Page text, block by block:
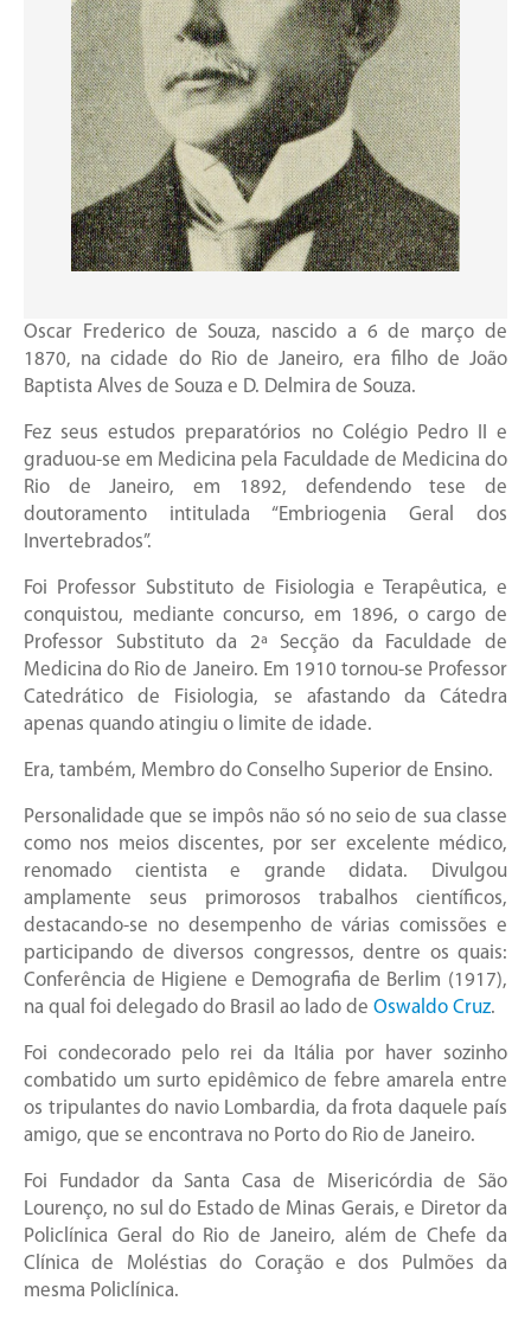
Oscar Frederico de Souza, nascido a 6 de março de
1870, na cidade do Rio de Janeiro, era filho de João
Baptista Alves de Souza e D. Delmira de Souza.
Fez seus estudos preparatórios no Colégio Pedro II e
graduou-se em Medicina pela Faculdade de Medicina do
Rio de Janeiro, em 1892, defendendo tese de
doutoramento intitulada “Embriogenia Geral dos
Invertebrados”.
Foi Professor Substituto de Fisiologia e Terapêutica, e
conquistou, mediante concurso, em 1896, o cargo de
Professor Substituto da 2ª Secção da Faculdade de
Medicina do Rio de Janeiro. Em 1910 tornou-se Professor
Catedrático de Fisiologia, se afastando da Cátedra
apenas quando atingiu o limite de idade.
Era, também, Membro do Conselho Superior de Ensino.
Personalidade que se impôs não só no seio de sua classe
como nos meios discentes, por ser excelente médico,
renomado cientista e grande didata. Divulgou
amplamente seus primorosos trabalhos científicos,
destacando-se no desempenho de várias comissões e
participando de diversos congressos, dentre os quais:
Conferência de Higiene e Demografia de Berlim (1917),
na qual foi delegado do Brasil ao lado de Oswaldo Cruz.
Foi condecorado pelo rei da Itália por haver sozinho
combatido um surto epidêmico de febre amarela entre
os tripulantes do navio Lombardia, da frota daquele país
amigo, que se encontrava no Porto do Rio de Janeiro.
Foi Fundador da Santa Casa de Misericórdia de São
Lourenço, no sul do Estado de Minas Gerais, e Diretor da
Policlínica Geral do Rio de Janeiro, além de Chefe da
Clínica de Moléstias do Coração e dos Pulmões da
mesma Policlínica.